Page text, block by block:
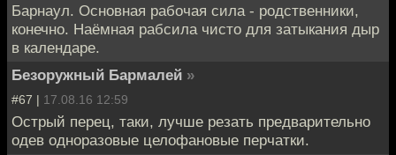
Барнаул. Основная рабочая сила - родственники,
конечно. Наёмная рабсила чисто для затыкания дыр
в календаре.
Безоружный Бармалей »
#67 | 17.08.16 12:59
Острый перец, таки, лучше резать предварительно
одев одноразовые целофановые перчатки.